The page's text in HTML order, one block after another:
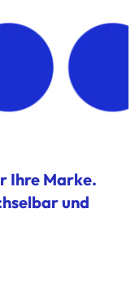
Ihre Marke.
und